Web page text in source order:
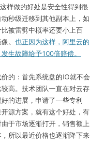
样做的好处是安全性得到很
秒级迁移到其他副本上，如
被雷劈中概率还要小上百
。 也正因为这样，阿里云的
生故障给予100倍赔偿。
的：首先系统盘的IO就不会
高。技术团队一直在对云存
的进展，申请了一些专利
源方案，就有这个好处，有
于市场逐渐打开，销售额上
所以最近价格也逐渐降下来